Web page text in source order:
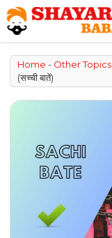
Skip
to
content
Home - Other Topics
(सच्ची बातें)